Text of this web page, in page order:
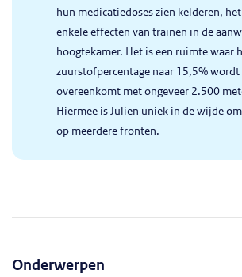
hun medicatiedoses zien kelderen,
enkele effecten van trainen in de
hoogtekamer. Het is een ruimte waar
zuurstofpercentage naar 15,5%
overeenkomt met ongeveer 2.500
Hiermee is Juliën uniek in de wijde
op meerdere fronten.
Onderwerpen